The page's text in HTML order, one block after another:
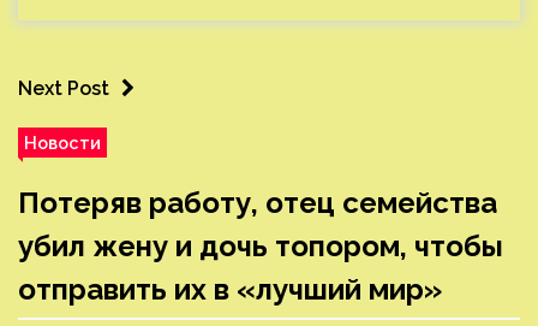
Next Post
Новости
Потеряв работу, отец семейства
убил жену и дочь топором, чтобы
отправить их в «лучший мир»